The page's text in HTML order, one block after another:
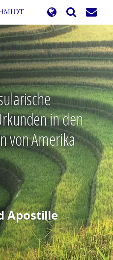
in den
von Amerika
Apostille